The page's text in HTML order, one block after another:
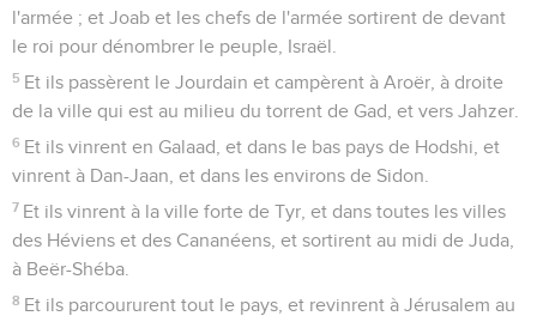
l'armée ; et Joab et les chefs de l'armée sortirent de devant
le roi pour dénombrer le peuple, Israël.
5 Et ils passèrent le Jourdain et campèrent à Aroër, à droite
de la ville qui est au milieu du torrent de Gad, et vers Jahzer.
6 Et ils vinrent en Galaad, et dans le bas pays de Hodshi, et
vinrent à Dan-Jaan, et dans les environs de Sidon.
7 Et ils vinrent à la ville forte de Tyr, et dans toutes les villes
des Héviens et des Cananéens, et sortirent au midi de Juda,
à Beër-Shéba.
8 Et ils parcoururent tout le pays, et revinrent à Jérusalem au